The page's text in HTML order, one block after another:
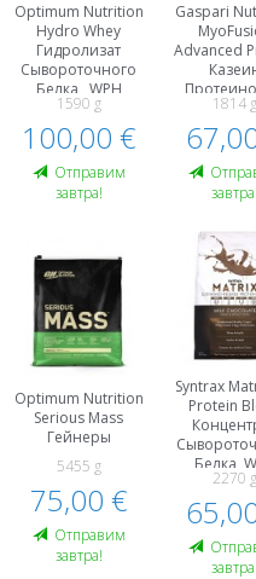
Optimum Nutrition
Hydro Whey
Гидролизат
Сывороточного
Белка , WPH
Протеины
1590 g
100,00 €
Oтправим
завтра!
Gaspari
Advanced
Белка ,
1814 g
завтра!
Optimum Nutrition
Serious Mass
Гейнеры
5455 g
75,00 €
Oтправим
завтра!
Syntrax
Protein
Белка,
Казеин
2270 g
завтра!